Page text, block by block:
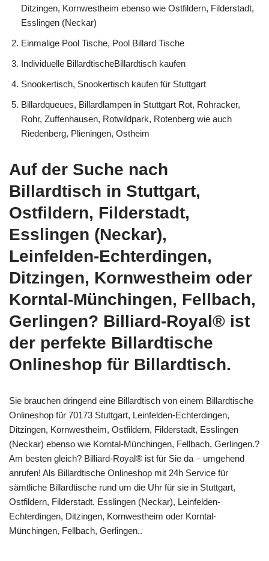
Ditzingen, Kornwestheim ebenso wie Ostfildern, Filderstadt,
Esslingen (Neckar)
Einmalige Pool Tische, Pool Billard Tische
Individuelle BillardtischeBillardtisch kaufen
Snookertisch, Snookertisch kaufen für Stuttgart
Billardqueues, Billardlampen in Stuttgart Rot, Rohracker,
Rohr, Zuffenhausen, Rotwildpark, Rotenberg wie auch
Riedenberg, Plieningen, Ostheim
Auf der Suche nach
Billardtisch in Stuttgart,
Ostfildern, Filderstadt,
Esslingen (Neckar),
Leinfelden-Echterdingen,
Ditzingen, Kornwestheim oder
Korntal-Münchingen, Fellbach,
Gerlingen? Billiard-Royal® ist
der perfekte Billardtische
Onlineshop für Billardtisch.
Sie brauchen dringend eine Billardtisch von einem Billardtische
Onlineshop für 70173 Stuttgart, Leinfelden-Echterdingen,
Ditzingen, Kornwestheim, Ostfildern, Filderstadt, Esslingen
(Neckar) ebenso wie Korntal-Münchingen, Fellbach, Gerlingen.?
Am besten gleich? Billiard-Royal® ist für Sie da – umgehend
anrufen! Als Billardtische Onlineshop mit 24h Service für
sämtliche Billardtische rund um die Uhr für sie in Stuttgart,
Ostfildern, Filderstadt, Esslingen (Neckar), Leinfelden-
Echterdingen, Ditzingen, Kornwestheim oder Korntal-
Münchingen, Fellbach, Gerlingen..